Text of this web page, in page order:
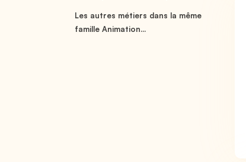
Les autres métiers dans la même
famille Animation...